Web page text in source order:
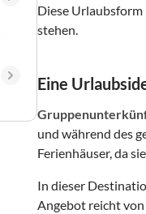
Diese
stehen.
Eine
und während des
Ferienhäuser, da
In dieser
Angebot reicht